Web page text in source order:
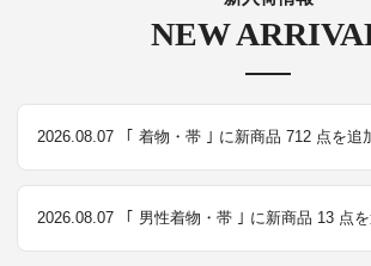
NEW
2026.08.07 ｢ 着物・帯 ｣ に新商品 712 点を追
2026.08.07 ｢ 男性着物・帯 ｣ に新商品 13 点を